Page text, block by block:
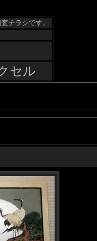
チラシです。
セル